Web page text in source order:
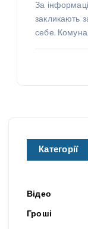
За
закликають
себе.
Категорії
Відео
Гроші